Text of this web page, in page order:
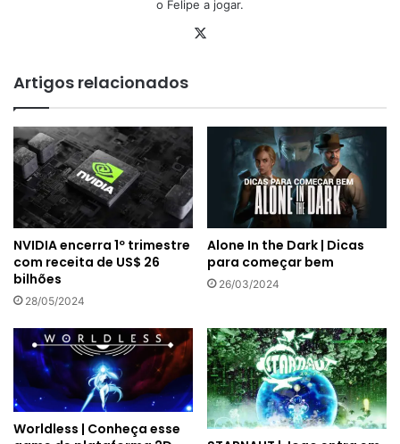
o Felipe a jogar.
Artigos relacionados
NVIDIA encerra 1º trimestre
com receita de US$ 26
bilhões
28/05/2024
Alone In the Dark | Dicas
para começar bem
26/03/2024
Worldless | Conheça esse